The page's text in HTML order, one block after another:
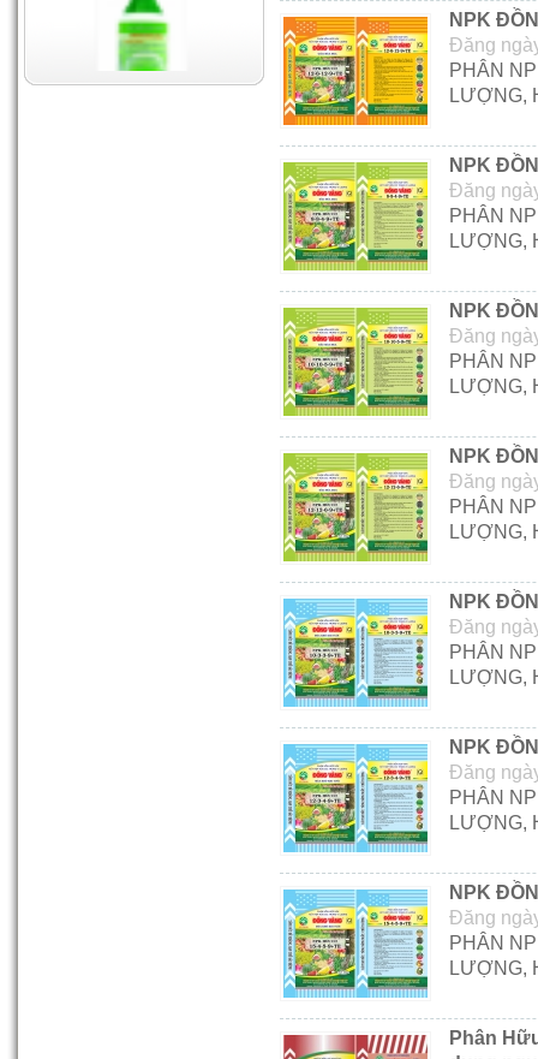
10-06-2012 02:12:32 PM
NPK
Đăng
PHÂN
LƯỢNG,
NPK
Đăng
PHÂN
LƯỢNG,
NPK
Đăng
PHÂN
LƯỢNG,
NPK
Đăng
PHÂN
LƯỢNG,
NPK
Đăng
PHÂN
LƯỢNG,
NPK
Đăng
PHÂN
LƯỢNG,
NPK
Đăng
PHÂN
LƯỢNG,
Phân